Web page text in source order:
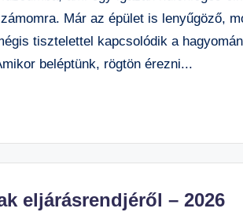
Már az épület is lenyűgöző,
tisztelettel kapcsolódik a
beléptünk, rögtön érezni...
eljárásrendjéről – 2026